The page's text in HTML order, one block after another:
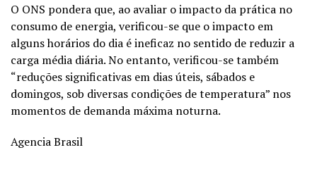
O ONS pondera que, ao avaliar o impacto da prática no
consumo de energia, verificou-se que o impacto em
alguns horários do dia é ineficaz no sentido de reduzir a
carga média diária. No entanto, verificou-se também
“reduções significativas em dias úteis, sábados e
domingos, sob diversas condições de temperatura” nos
momentos de demanda máxima noturna.
Agencia Brasil